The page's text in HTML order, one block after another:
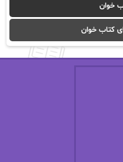
نیلوفر لاری
خوان
کتاب خوان